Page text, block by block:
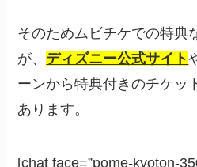
そのためムビチケでの特典
が、 ディズニー公式サイト
ーンから特典付きのチケッ
あります。
[chat face=”pome-kyoton-